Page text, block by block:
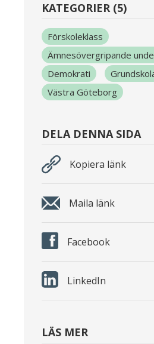
KATEGORIER (5)
Förskoleklass
Ämnesövergripande
Demokrati
Västra Göteborg
DELA DENNA SIDA
Kopiera länk
Maila länk
Facebook
LinkedIn
LÄS MER